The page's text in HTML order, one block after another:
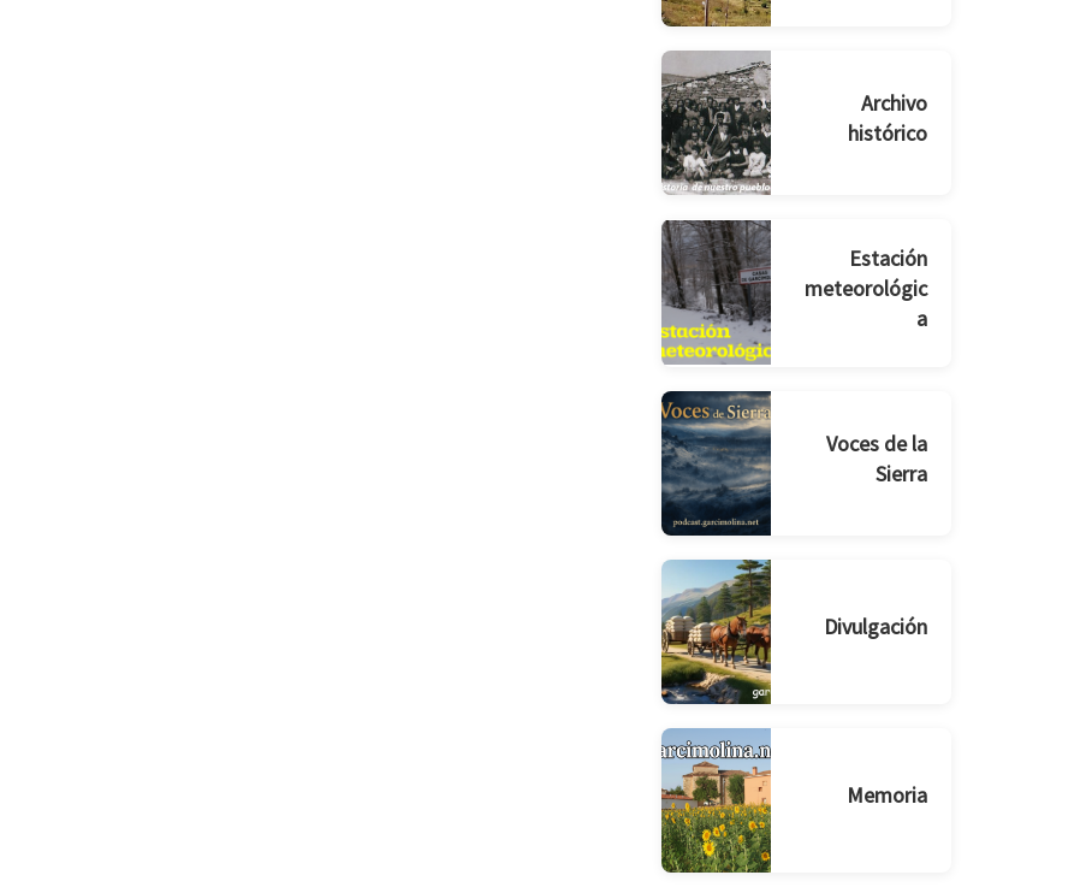
Archivo
histórico
Estación
meteorológic
a
Voces de la
Sierra
Divulgación
Memoria